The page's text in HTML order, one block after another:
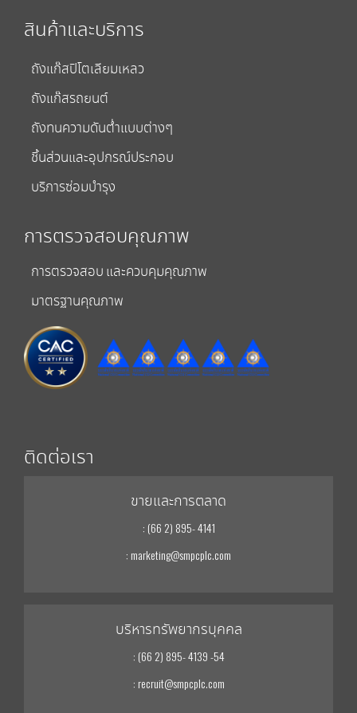
สินค้าและบริการ
ถังแก๊สปิโตเลียมเหลว
ถังแก๊สรถยนต์
ถังทนความดันต่ำแบบต่างๆ
ชิ้นส่วนและอุปกรณ์ประกอบ
บริการซ่อมบำรุง
การตรวจสอบคุณภาพ
การตรวจสอบ และควบคุมคุณภาพ
มาตรฐานคุณภาพ
ติดต่อเรา
ขายและการตลาด
: (66 2) 895- 4141
: marketing@smpcplc.com
บริหารทรัพยากรบุคคล
: (66 2) 895- 4139 -54
: recruit@smpcplc.com